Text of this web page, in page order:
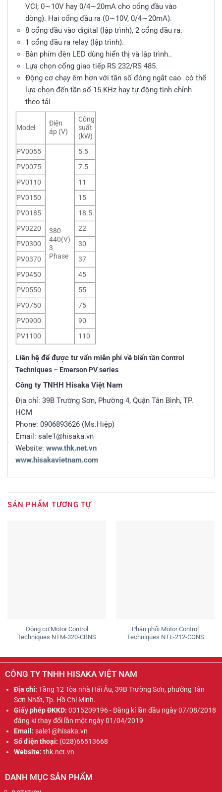
VCI; 0∼10V hay 0/4∼20mA cho cổng đầu vào
dòng). Hai cổng đầu ra (0∼10V, 0/4∼20mA).
8 cổng đầu vào digital (lập trình), 2 cổng đầu ra.
1 cổng đầu ra relay (lập trình).
Bàn phím đèn LED dùng hiển thị và lập trình..
Lựa chọn cổng giao tiếp RS 232/RS 485.
Động cơ chạy êm hơn với tần số đóng ngắt cao có thể
lựa chọn đến tần số 15 KHz hay tự động tinh chỉnh
theo tải
Model
Điện
áp (V)
Công
suất
(kW)
PV0055
380-
440(V)
3
Phase
5.5
PV0075
7.5
PV0110
11
PV0150
15
PV0185
18.5
PV0220
22
PV0300
30
PV0370
37
PV0450
45
PV0550
55
PV0750
75
PV0900
90
PV1100
110
Liên hệ để được tư vấn miễn phí về biến tần Control
Techniques – Emerson PV series
Công ty TNHH Hisaka Việt Nam
Địa chỉ: 39B Trường Sơn, Phường 4, Quận Tân Bình, TP.
HCM
Phone: 0906893626 (Ms.Hiệp)
Email: sale1@hisaka.vn
Website: www.thk.net.vn
www.hisakavietnam.com
SẢN PHẨM TƯƠNG TỰ
Động cơ Motor Control
Techniques NTM-320-CBNS
Phân phối Motor Control
Techniques NTE-212-CONS
CÔNG TY TNHH HISAKA VIỆT NAM
Địa chỉ: Tầng 12 Tòa nhà Hải Âu, 39B Trường Sơn, phường Tân
Sơn Nhất, Tp. Hồ Chí Minh.
Giấy phép ĐKKD: 0315209196 - Đăng kí lần đầu ngày 07/08/2018
đăng kí thay đổi lần một ngày 01/04/2019
Email: sale1@hisaka.vn
Số điện thoại: (028)66513668
Website: thk.net.vn
DANH MỤC SẢN PHẨM